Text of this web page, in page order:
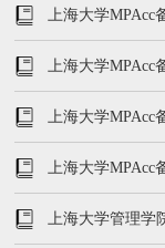
何在复试中脱颖
上海大学MPAcc
会计专硕初试第
上海大学MPAcc
岸学姐拍了拍你
上海大学MPAcc
试何来复试
上海大学MPAcc
姐带你飞
上海大学管理学